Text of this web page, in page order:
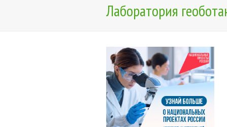
Лаборатория